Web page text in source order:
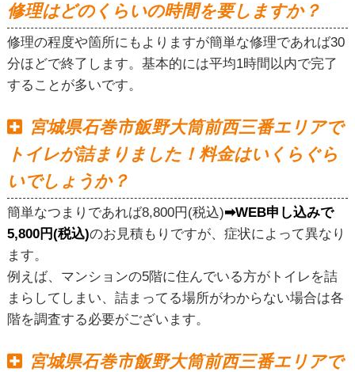
修理はどのくらいの時間を要しますか？
修理の程度や箇所にもよりますが簡単な修理であれば30
分ほどで終了します。基本的には平均1時間以内で完了
することが多いです。
宮城県石巻市飯野大筒前西三番エリアで
トイレが詰まりました！料金はいくらぐら
いでしょうか？
簡単なつまりであれば8,800円(税込)➡WEB申し込みで
5,800円(税込)のお見積もりですが、症状によって異なり
ます。
例えば、マンションの5階に住んでいる方がトイレを詰
まらしてしまい、詰まってる場所がわからない場合は各
階を調査する必要がございます。
宮城県石巻市飯野大筒前西三番エリアで